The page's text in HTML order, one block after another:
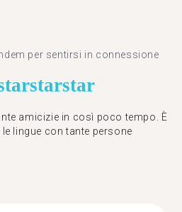
per sentirsi in connessione
starstar
amicizie in così poco tempo. È
lingue con tante persone